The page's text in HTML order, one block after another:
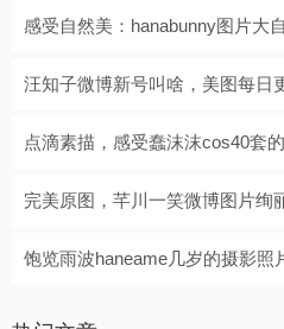
感受自然美：hanabunny图片大
汪知子微博新号叫啥，美图每日
点滴素描，感受蠢沫沫cos40套
完美原图，芊川一笑微博图片绚
饱览雨波haneame几岁的摄影照